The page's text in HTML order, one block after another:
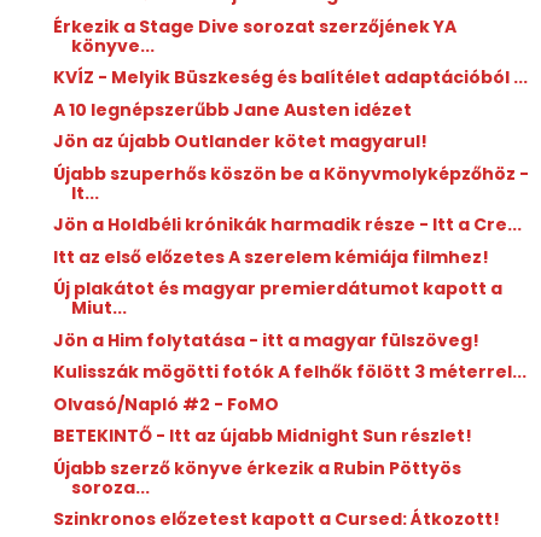
Érkezik a Stage Dive sorozat szerzőjének YA
könyve...
KVÍZ - Melyik Büszkeség és balítélet adaptációból ...
A 10 legnépszerűbb Jane Austen idézet
Jön az újabb Outlander kötet magyarul!
Újabb szuperhős köszön be a Könyvmolyképzőhöz -
It...
Jön a Holdbéli krónikák harmadik része - Itt a Cre...
Itt az első előzetes A szerelem kémiája filmhez!
Új plakátot és magyar premierdátumot kapott a
Miut...
Jön a Him folytatása - itt a magyar fülszöveg!
Kulisszák mögötti fotók A felhők fölött 3 méterrel...
Olvasó/Napló #2 - FoMO
BETEKINTŐ - Itt az újabb Midnight Sun részlet!
Újabb szerző könyve érkezik a Rubin Pöttyös
soroza...
Szinkronos előzetest kapott a Cursed: Átkozott!